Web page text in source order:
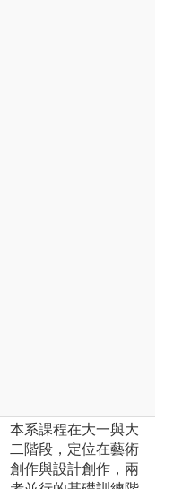
本系課程在大一與大
二階段，定位在藝術
創作與設計創作，兩